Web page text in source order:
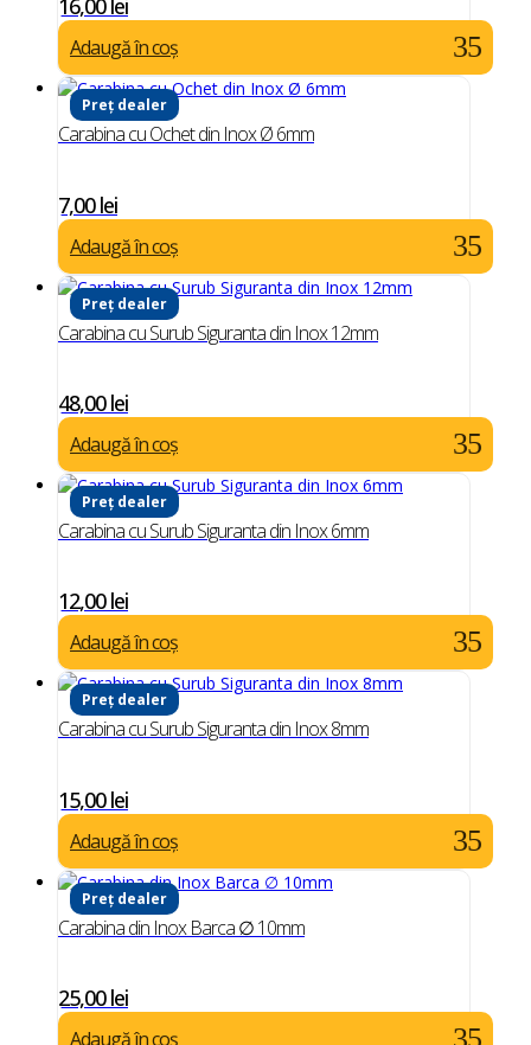
16,00lei
Adaugă în coș
Preț dealer
Carabina cu Ochet din Inox Ø 6mm
7,00lei
Adaugă în coș
Preț dealer
Carabina cu Surub Siguranta din Inox 12mm
48,00lei
Adaugă în coș
Preț dealer
Carabina cu Surub Siguranta din Inox 6mm
12,00lei
Adaugă în coș
Preț dealer
Carabina cu Surub Siguranta din Inox 8mm
15,00lei
Adaugă în coș
Preț dealer
Carabina din Inox Barca ∅ 10mm
25,00lei
Adaugă în coș